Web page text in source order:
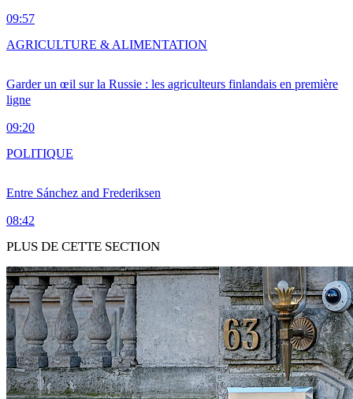
09:57
Garder un œil sur la Russie : les agriculteurs finlandais en première
ligne
09:20
AGRICULTURE & ALIMENTATION
Entre Sánchez and Frederiksen
08:42
POLITIQUE
PLUS DE CETTE SECTION